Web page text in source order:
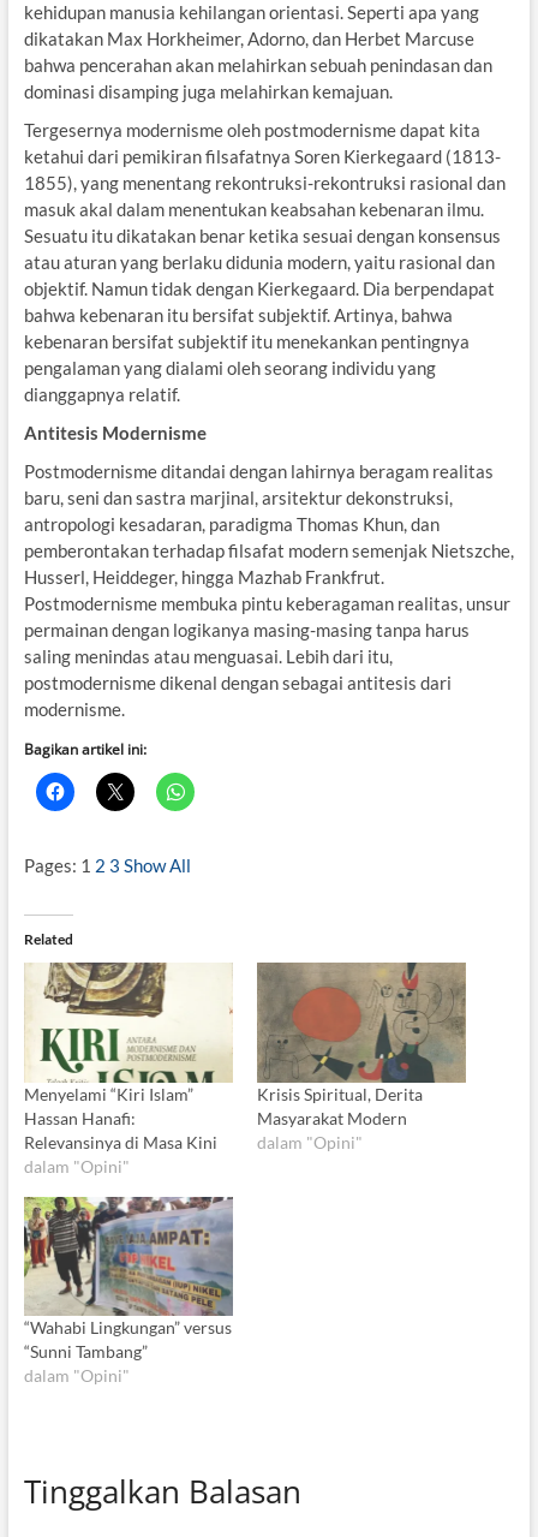
kehidupan manusia kehilangan orientasi. Seperti apa yang
dikatakan Max Horkheimer, Adorno, dan Herbet Marcuse
bahwa pencerahan akan melahirkan sebuah penindasan dan
dominasi disamping juga melahirkan kemajuan.
Tergesernya modernisme oleh postmodernisme dapat kita
ketahui dari pemikiran filsafatnya Soren Kierkegaard (1813-
1855), yang menentang rekontruksi-rekontruksi rasional dan
masuk akal dalam menentukan keabsahan kebenaran ilmu.
Sesuatu itu dikatakan benar ketika sesuai dengan konsensus
atau aturan yang berlaku didunia modern, yaitu rasional dan
objektif. Namun tidak dengan Kierkegaard. Dia berpendapat
bahwa kebenaran itu bersifat subjektif. Artinya, bahwa
kebenaran bersifat subjektif itu menekankan pentingnya
pengalaman yang dialami oleh seorang individu yang
dianggapnya relatif.
Antitesis Modernisme
Postmodernisme ditandai dengan lahirnya beragam realitas
baru, seni dan sastra marjinal, arsitektur dekonstruksi,
antropologi kesadaran, paradigma Thomas Khun, dan
pemberontakan terhadap filsafat modern semenjak Nietszche,
Husserl, Heiddeger, hingga Mazhab Frankfrut.
Postmodernisme membuka pintu keberagaman realitas, unsur
permainan dengan logikanya masing-masing tanpa harus
saling menindas atau menguasai. Lebih dari itu,
postmodernisme dikenal dengan sebagai antitesis dari
modernisme.
Bagikan artikel ini:
Pages: 1 2 3 Show All
Related
Menyelami “Kiri Islam”
Hassan Hanafi:
Relevansinya di Masa Kini
dalam "Opini"
Krisis Spiritual, Derita
Masyarakat Modern
dalam "Opini"
“Wahabi Lingkungan” versus
“Sunni Tambang”
dalam "Opini"
Tinggalkan Balasan